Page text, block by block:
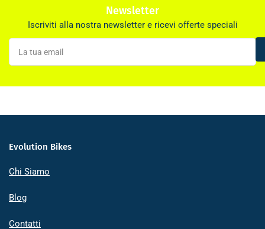
Newsletter
Iscriviti alla nostra newsletter e ricevi offerte speciali
La
tua
email
Evolution Bikes
Chi Siamo
Blog
Contatti